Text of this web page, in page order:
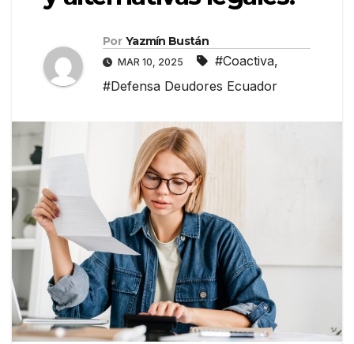
Por Yazmín Bustán
MAR 10, 2025 #Coactiva,
#Defensa Deudores Ecuador